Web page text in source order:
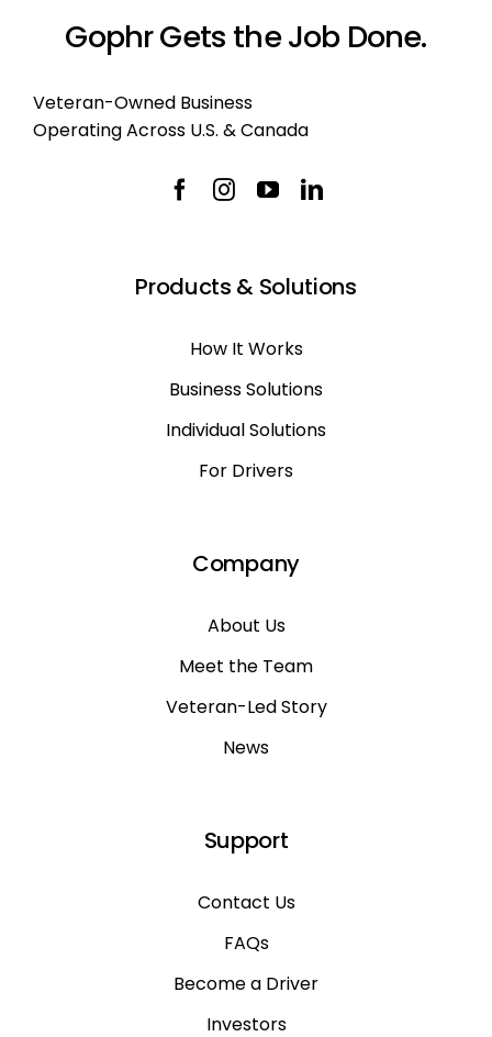
Gophr Gets the Job Done.
Veteran-Owned Business
Operating Across U.S. & Canada
Products & Solutions
How It Works
Business Solutions
Individual Solutions
For Drivers
Company
About Us
Meet the Team
Veteran-Led Story
News
Support
Contact Us
FAQs
Become a Driver
Investors